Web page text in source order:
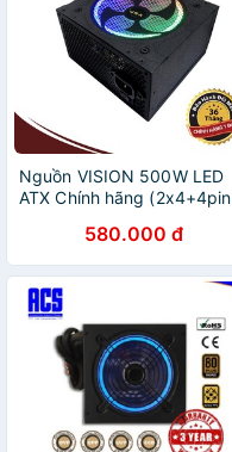
Nguồn VISION 500W LED
ATX Chính hãng (2x4+4pin
580.000 đ